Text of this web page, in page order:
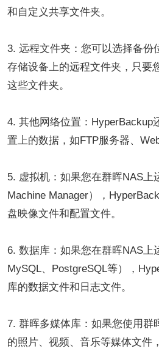
和自定义共享文件夹。
3. 远程文件夹：您可以选择备份
存储设备上的远程文件夹，只要
这些文件夹。
4. 其他网络位置：HyperBackup
置上的数据，如FTP服务器、
5. 虚拟机：如果您在群晖NAS上
Machine Manager），
盘映像文件和配置文件。
6. 数据库：如果您在群晖NAS上
MySQL、PostgreSQL等），
库的数据文件和日志文件。
7. 群晖多媒体库：如果您使用群
的照片、视频、音乐等媒体文件